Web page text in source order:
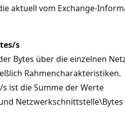
aktuell vom Exchange-
s
Bytes über die einzelnen
Rahmencharakteristiken.
ist die Summe der Werte
Netzwerkschnittstelle\Bytes